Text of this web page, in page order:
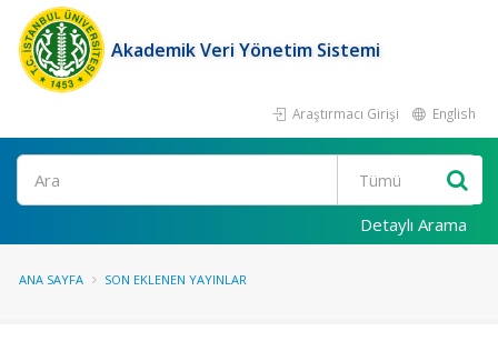
Akademik Veri Yönetim Sistemi
Araştırmacı Girişi English
Ara
Detaylı Arama
ANA SAYFA SON EKLENEN YAYINLAR